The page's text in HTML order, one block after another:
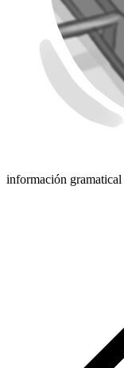
información gramatical